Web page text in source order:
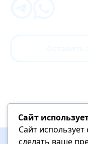
Сайт
Сайт
сделать ваше